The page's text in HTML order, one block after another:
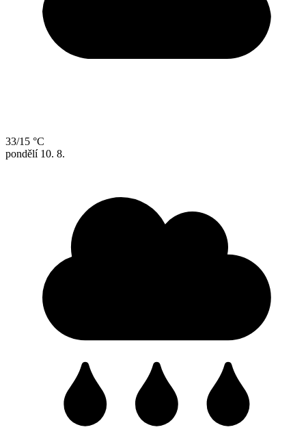
33/15 °C
pondělí 10. 8.